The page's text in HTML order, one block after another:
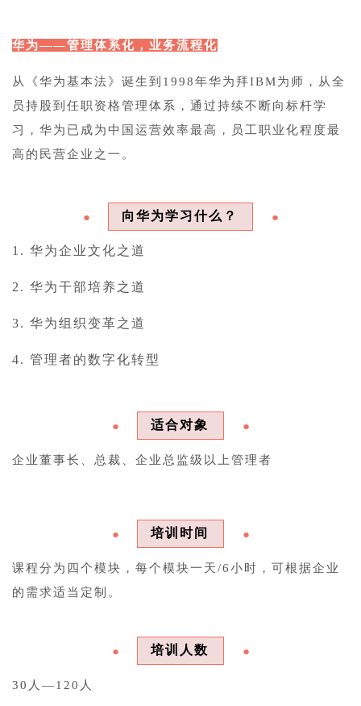
华为——管理体系化，业务流程化
从《华为基本法》诞生到1998年华为拜IBM为师，从全
员持股到任职资格管理体系，通过持续不断向标杆学
习，华为已成为中国运营效率最高，员工职业化程度最
高的民营企业之一。
● 向华为学习什么？ ●
1. 华为企业文化之道
2. 华为干部培养之道
3. 华为组织变革之道
4. 管理者的数字化转型
● 适合对象 ●
企业董事长、总裁、企业总监级以上管理者
● 培训时间 ●
课程分为四个模块，每个模块一天/6小时，可根据企业
的需求适当定制。
● 培训人数 ●
30人—120人